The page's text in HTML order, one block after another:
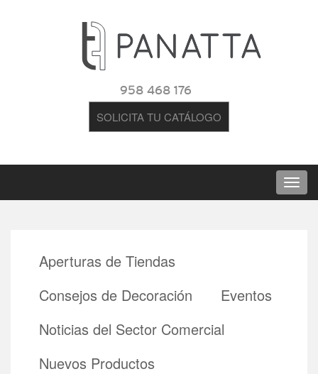
958 468 176
SOLICITA TU CATÁLOGO
Aperturas de Tiendas
Consejos de Decoración
Eventos
Noticias del Sector Comercial
Nuevos Productos